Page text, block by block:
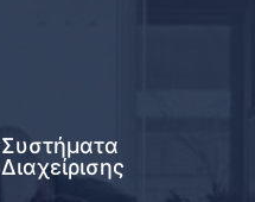
Συστήματα
Διαχείρισης